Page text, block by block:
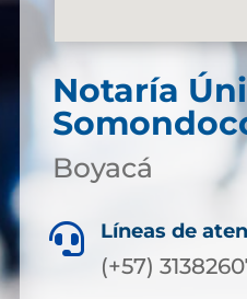
Notaría
Boyacá
 Líneas de
(+57)